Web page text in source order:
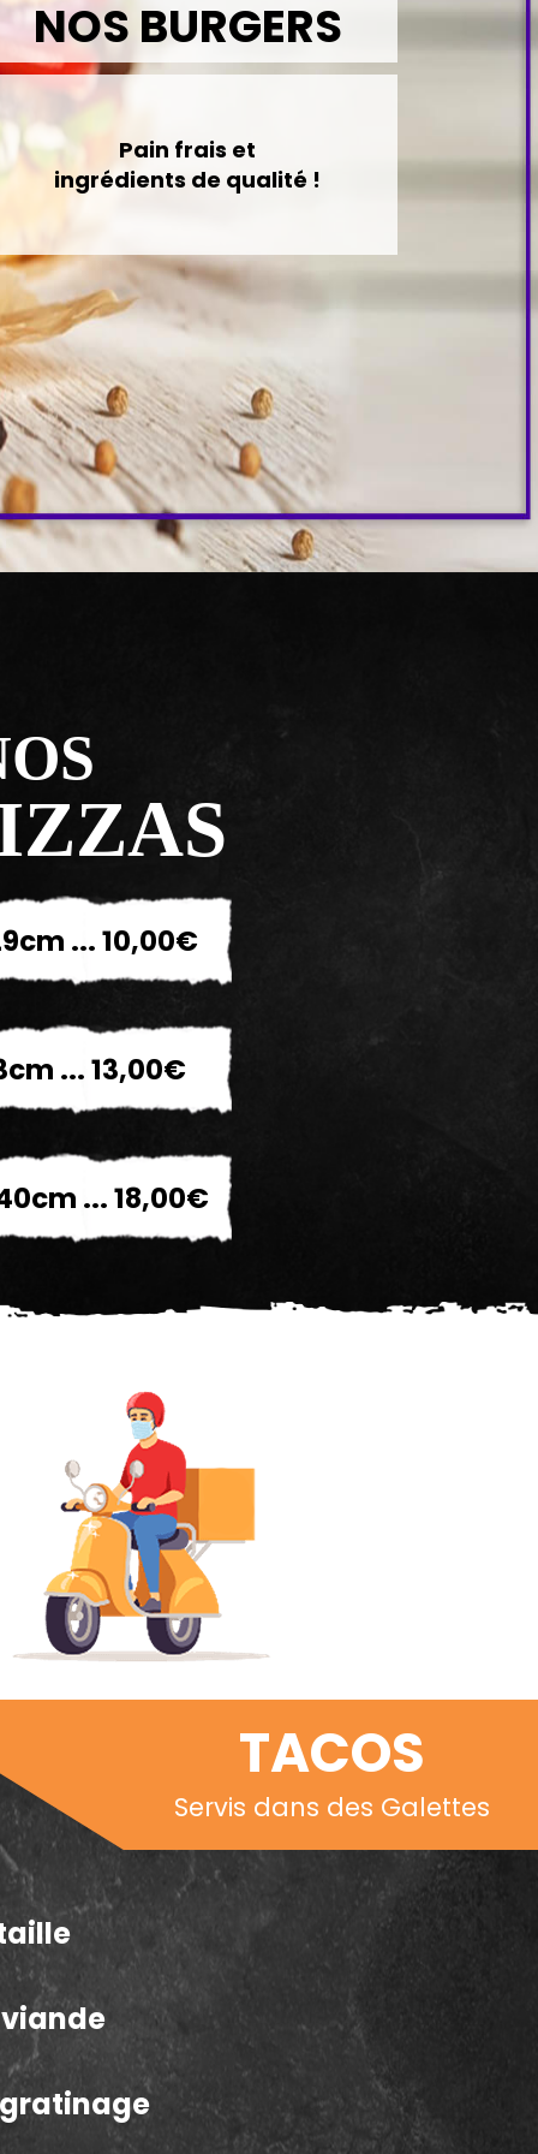
NOS BURGERS
Pain frais et
ingrédients de qualité !
... 10,00€
... 13,00€
... 18,00€
TACOS
Servis dans des Galettes